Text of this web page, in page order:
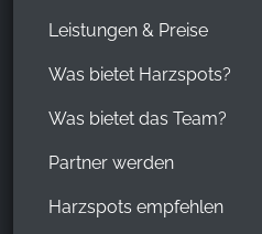
Leistungen & Preise
Was bietet Harzspots?
Was bietet das Team?
Partner werden
Harzspots empfehlen